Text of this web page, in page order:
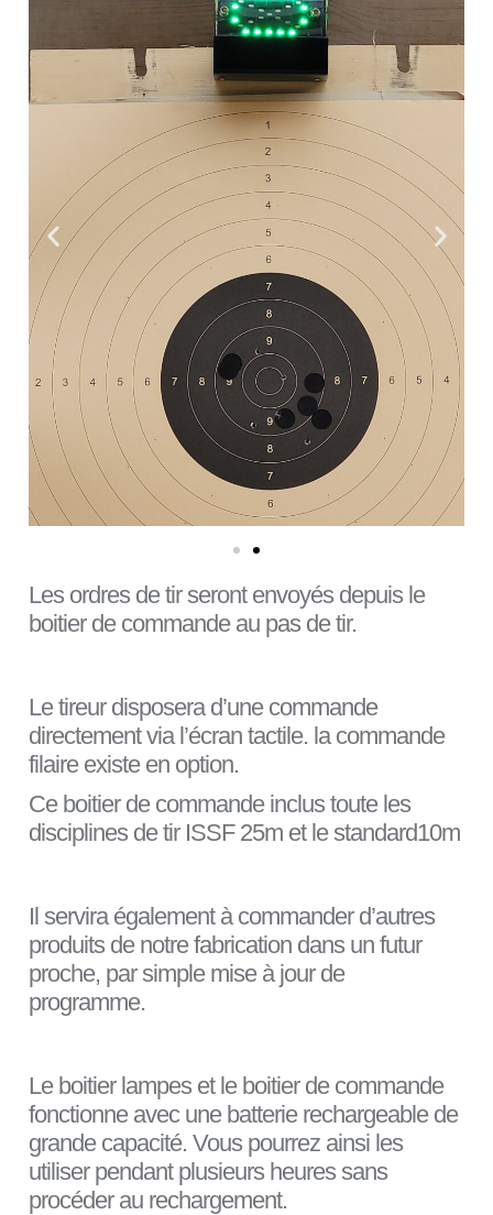
Les ordres de tir seront envoyés depuis le
boitier de commande au pas de tir.
Le tireur disposera d’une commande
directement via l’écran tactile. la commande
filaire existe en option.
Ce boitier de commande inclus toute les
disciplines de tir ISSF 25m et le standard10m
Il servira également à commander d’autres
produits de notre fabrication dans un futur
proche, par simple mise à jour de
programme.
Le boitier lampes et le boitier de commande
fonctionne avec une batterie rechargeable de
grande capacité. Vous pourrez ainsi les
utiliser pendant plusieurs heures sans
procéder au rechargement.